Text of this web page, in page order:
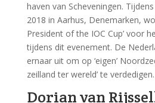
haven van Scheveningen.
2018 in Aarhus, Denemarken,
President of the IOC Cup’ voor
tijdens dit evenement. De
ernaar uit om op ‘eigen’
zeilland ter wereld’ te verdedigen.
Dorian van